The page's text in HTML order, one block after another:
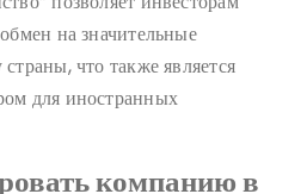
на значительные
что также является
для иностранных
компанию в